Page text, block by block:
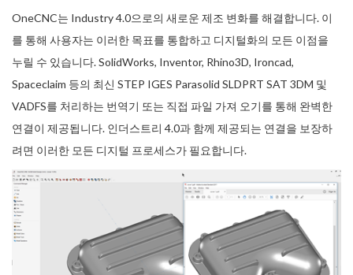
OneCNC는 Industry 4.0으로의 새로운 제조 변화를 해결합니다. 이
를 통해 사용자는 이러한 목표를 통합하고 디지털화의 모든 이점을
누릴 수 있습니다. SolidWorks, Inventor, Rhino3D, Ironcad,
Spaceclaim 등의 최신 STEP IGES Parasolid SLDPRT SAT 3DM 및
VADFS를 처리하는 번역기 또는 직접 파일 가져 오기를 통해 완벽한
연결이 제공됩니다. 인더스트리 4.0과 함께 제공되는 연결을 보장하
려면 이러한 모든 디지털 프로세스가 필요합니다.